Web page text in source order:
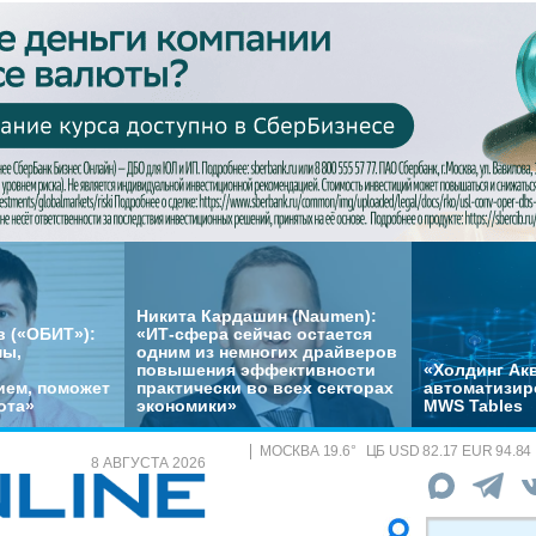
(«ОБИТ»):
поможет
Никита Кардашин (Naumen):
«ИТ-сфера сейчас остается
одним из немногих драйверов
повышения эффективности
практически во всех секторах
экономики»
«Холдинг
MWS Tables
8 АВГУСТА 2026
МОСКВА 19.6° ЦБ USD 82.17 EUR 94.84